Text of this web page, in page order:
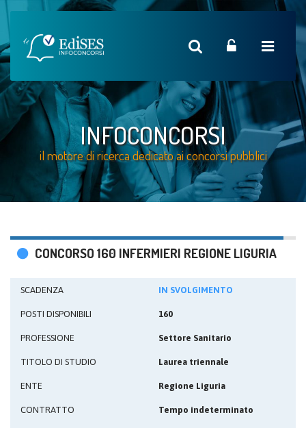
INFOCONCORSI
il motore di ricerca dedicato ai concorsi pubblici
CONCORSO 160 INFERMIERI REGIONE LIGURIA
SCADENZA IN SVOLGIMENTO
POSTI DISPONIBILI 160
PROFESSIONE Settore Sanitario
TITOLO DI STUDIO Laurea triennale
ENTE Regione Liguria
CONTRATTO Tempo indeterminato